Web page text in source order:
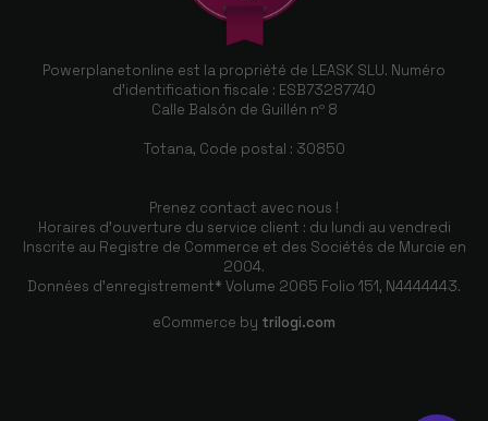
Powerplanetonline est la propriété de LEASK SLU. Numéro
d'identification fiscale : ESB73287740
Calle Balsón de Guillén nº 8
Totana, Code postal : 30850
Prenez contact avec nous !
Horaires d'ouverture du service client : du lundi au vendredi
Inscrite au Registre de Commerce et des Sociétés de Murcie en
2004.
Données d'enregistrement* Volume 2065 Folio 151, N4444443.
eCommerce by trilogi.com